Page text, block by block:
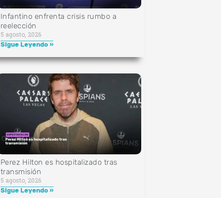
Infantino enfrenta crisis rumbo a
reelección
5 agosto, 2026
Sigue Leyendo »
Perez Hilton es hospitalizado tras
transmisión
5 agosto, 2026
Sigue Leyendo »